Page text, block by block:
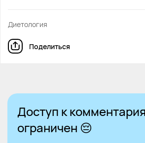
Диетология
Поделиться
Доступ к
ограничен 😔